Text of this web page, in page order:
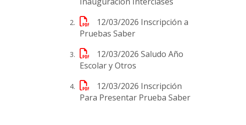
12/03/2026 Inscripción a
Pruebas Saber
12/03/2026 Saludo Año
Escolar y Otros
12/03/2026 Inscripción
Para Presentar Prueba Saber